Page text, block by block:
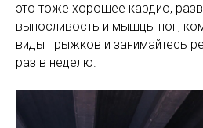
это тоже хорошее кардио,
выносливость и мышцы ног,
виды прыжков и занимайтесь
раз в неделю.